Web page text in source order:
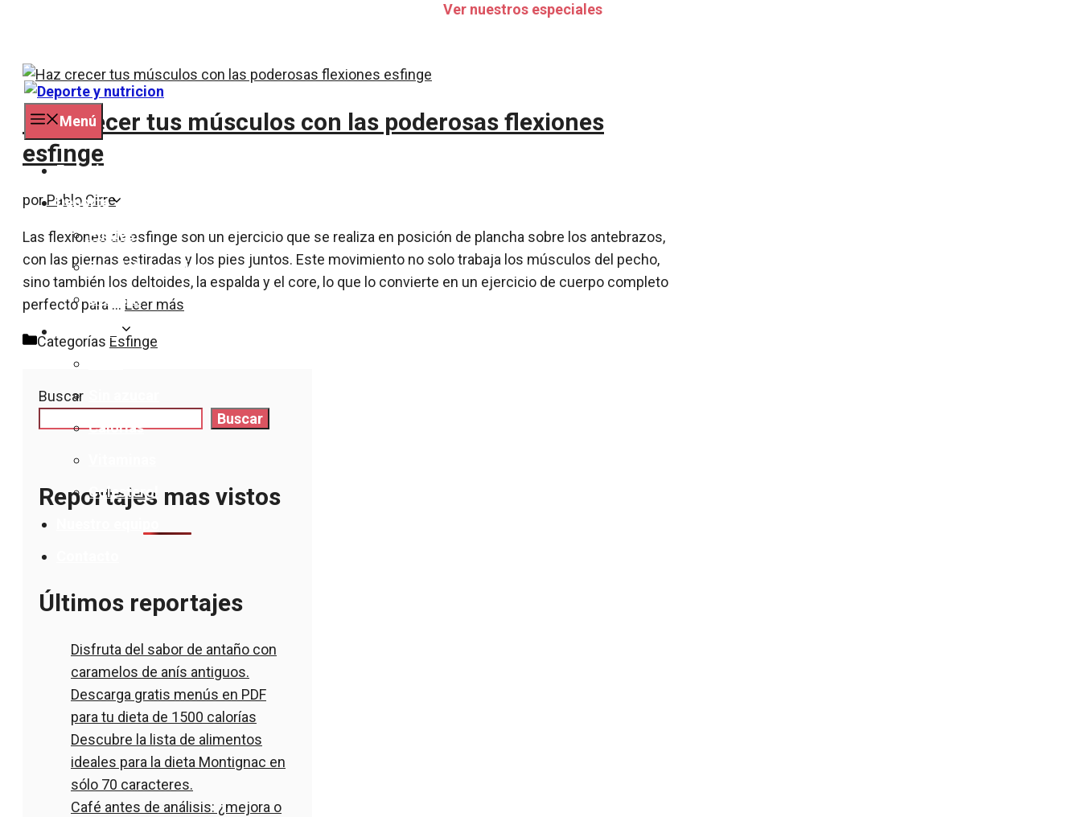
Ver nuestros especiales
Menú
Especialidades
Deporte
Pilates
Bicicleta y ciclismo
Crossfit
Calorías
Colesterol
Haz crecer tus músculos con las poderosas flexiones
esfinge
porPablo Cirre
Las flexiones de esfinge son un ejercicio que se realiza en posición de plancha sobre los antebrazos,
con las piernas estiradas y los pies juntos. Este movimiento no solo trabaja los músculos del pecho,
sino también los deltoides, la espalda y el core, lo que lo convierte en un ejercicio de cuerpo completo
perfecto para … Leer más
Categorías Esfinge
Buscar
Buscar
Reportajes mas vistos
Últimos reportajes
Disfruta del sabor de antaño con
caramelos de anís antiguos.
Descarga gratis menús en PDF
para tu dieta de 1500 calorías
Descubre la lista de alimentos
ideales para la dieta Montignac en
sólo 70 caracteres.
Café antes de análisis: ¿mejora o